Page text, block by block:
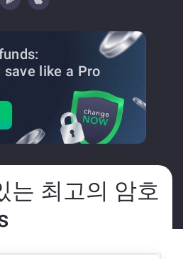
save like a Pro
는 최고의 암호